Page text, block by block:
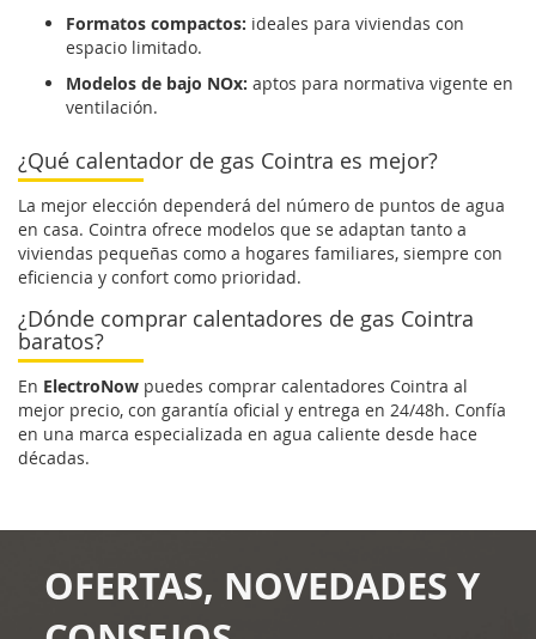
Formatos compactos: ideales para viviendas con
espacio limitado.
Modelos de bajo NOx: aptos para normativa vigente en
ventilación.
¿Qué calentador de gas Cointra es mejor?
La mejor elección dependerá del número de puntos de agua
en casa. Cointra ofrece modelos que se adaptan tanto a
viviendas pequeñas como a hogares familiares, siempre con
eficiencia y confort como prioridad.
¿Dónde comprar calentadores de gas Cointra
baratos?
En ElectroNow puedes comprar calentadores Cointra al
mejor precio, con garantía oficial y entrega en 24/48h. Confía
en una marca especializada en agua caliente desde hace
décadas.
OFERTAS, NOVEDADES Y